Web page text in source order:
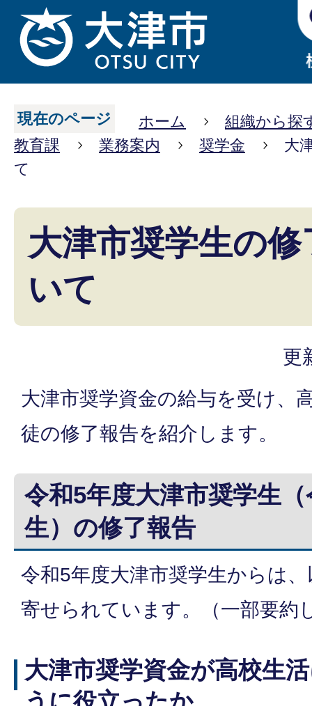
現在のページ ホーム
組織から探
教育課
業務案内 奨学金
大
て
大津市奨学生の
いて
更
大津市奨学資金の給与を受け、
徒の修了報告を紹介します。
令和5年度大津市奨学生
生）の修了報告
令和5年度大津市奨学生からは
寄せられています。（一部要約
大津市奨学資金が高校生